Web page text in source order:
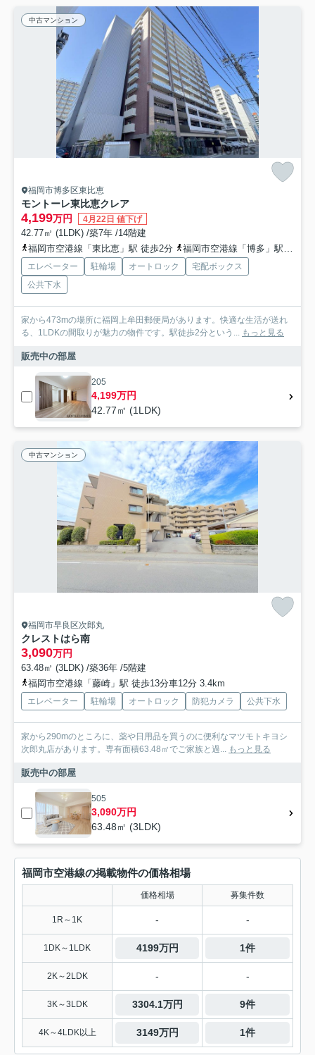
中古マンション
福岡市博多区東比恵
モントーレ東比恵クレア
4,199万円 4月22日 値下げ
42.77㎡ (1LDK) /築7年 /14階建
福岡市空港線「東比恵」駅 徒歩2分
福岡市空港線「博多」駅 徒歩16分
エレベーター 駐輪場 オートロック
宅配ボックス
公共下水
家から473mの場所に福岡上牟田郵便局があります。快適な生活が送れ
る、1LDKの間取りが魅力の物件です。駅徒歩2分という... もっと見る
販売中の部屋
205
4,199万円
42.77㎡ (1LDK)
中古マンション
福岡市早良区次郎丸
クレストはら南
3,090万円
63.48㎡ (3LDK) /築36年 /5階建
福岡市空港線「藤崎」駅 徒歩13分車12分 3.4km
エレベーター 駐輪場 オートロック 防犯カメラ 公共下水
家から290mのところに、薬や日用品を買うのに便利なマツモトキヨシ
次郎丸店があります。専有面積63.48㎡でご家族と過... もっと見る
販売中の部屋
505
3,090万円
63.48㎡ (3LDK)
福岡市空港線の掲載物件の価格相場
価格相場 募集件数
1R～1K - -
1DK～1LDK 4199万円 1件
2K～2LDK - -
3K～3LDK 3304.1万円 9件
4K～4LDK以上 3149万円 1件